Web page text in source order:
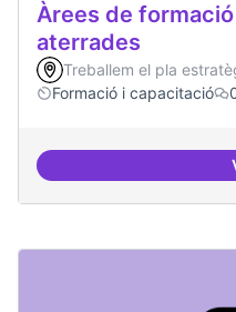
Àrees de
aterrades
Treballem el pla
Formació i capacitació